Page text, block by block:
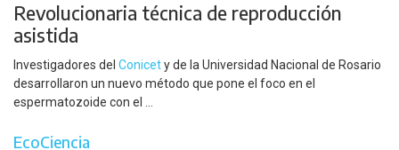
Revolucionaria técnica de reproducción
asistida
Investigadores del Conicety de la Universidad Nacional de Rosario
desarrollaron un nuevo método que pone el foco en el
espermatozoide con el ...
EcoCiencia